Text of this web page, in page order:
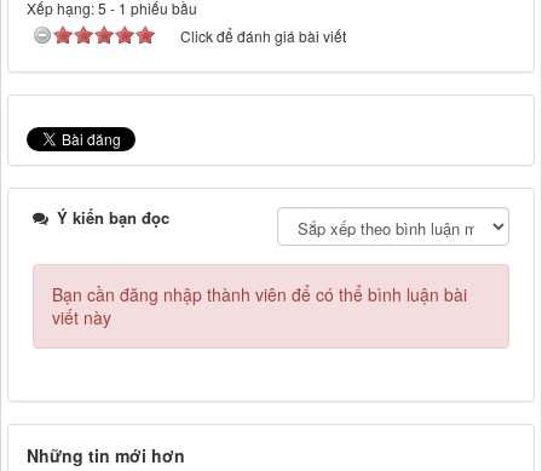
Xếp hạng:5 - 1 phiếu bầu
Click để đánh giá bài viết
Ý kiến bạn đọc
Bạn cần đăng nhập thành viên để có thể bình luận bài
viết này
Những tin mới hơn